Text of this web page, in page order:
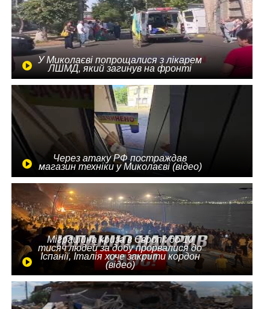
У Миколаєві попрощалися з лікарем
ЛШМД, який загинув на фронті
Через атаку РФ постраждав
магазин техніки у Миколаєві (відео)
Міграційна криза в Європі: до 10
тисяч людей за добу прорвалися до
Іспанії, Італія хоче закрити кордон
(відео)